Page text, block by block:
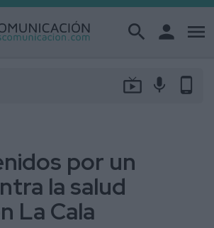
search person menu
live_tv mic phone_android
por un
la salud
La Cala